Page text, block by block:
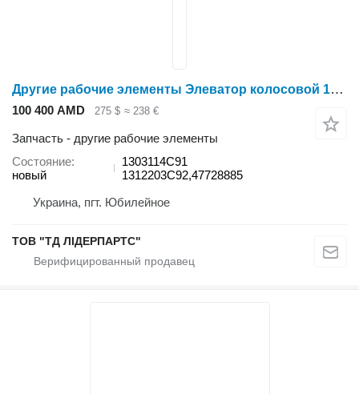
Другие рабочие элементы Элеватор колосовой 1303114C91 для зерноуборочного комбайна Case IH 1660,1666,2166,2366,1680,1688,2188,2388
100 400 AMD 275 $ ≈ 238 €
Запчасть - другие рабочие элементы
Состояние
новый
1303114C91
1312203C92,47728885
Украина, пгт. Юбилейное
ТОВ "ТД ЛІДЕРПАРТС"